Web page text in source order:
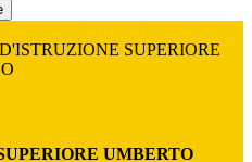
SUPERIORE
UMBERTO